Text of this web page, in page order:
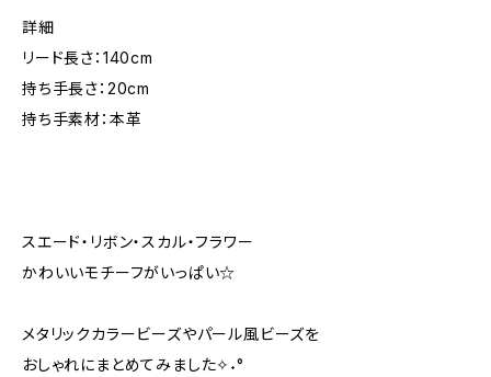
詳細
リード長さ：140cm
持ち手長さ：20cm
持ち手素材：本革
スエード・リボン・スカル・フラワー
かわいいモチーフがいっぱい☆
メタリックカラービーズやパール風ビーズを
おしゃれにまとめてみました✧˖°